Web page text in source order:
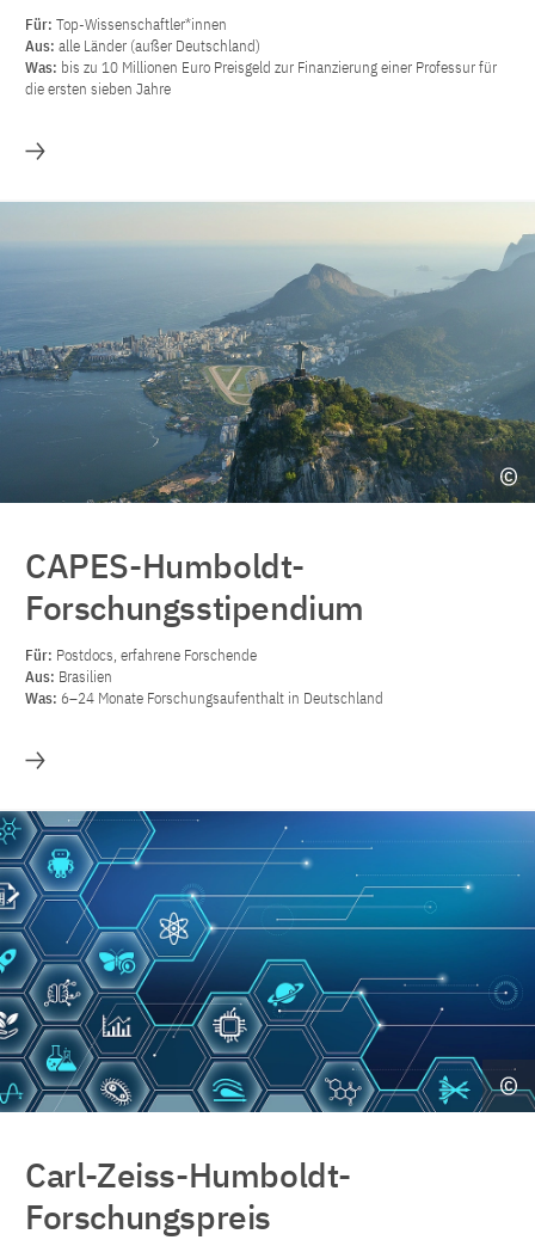
Für: Top-Wissenschaftler*innen
Aus: alle Länder (außer Deutschland)
Was: bis zu 10 Millionen Euro Preisgeld zur Finanzierung einer Professur für
die ersten sieben Jahre
CAPES-Humboldt-
Forschungsstipendium
Für: Postdocs, erfahrene Forschende
Aus: Brasilien
Was: 6–24 Monate Forschungsaufenthalt in Deutschland
Carl-Zeiss-Humboldt-
Forschungspreis